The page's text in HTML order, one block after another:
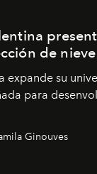
de nieve
expande su
para
Ginouves